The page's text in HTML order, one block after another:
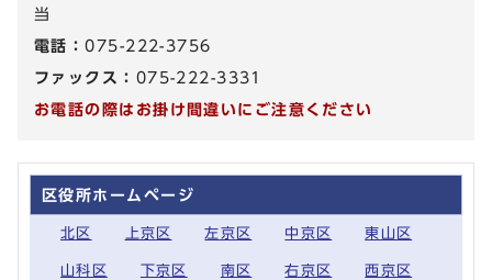
当
電話：075-222-3756
ファックス： 075-222-3331
お電話の際はお掛け間違いにご注意ください
区役所ホームページ
北区 上京区 左京区 中京区 東山区
山科区 下京区 南区 右京区 西京区